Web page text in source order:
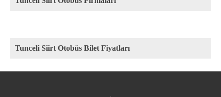
Tunceli Siirt Otobüs Bilet Fiyatları